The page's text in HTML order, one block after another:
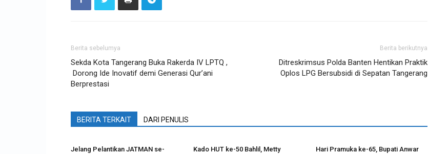
Berita sebelumya
Sekda Kota Tangerang Buka Rakerda IV LPTQ ,
Dorong Ide Inovatif demi Generasi Qur’ani
Berprestasi
Berita berikutnya
Ditreskrimsus Polda Banten Hentikan Praktik
Oplos LPG Bersubsidi di Sepatan Tangerang
BERITA TERKAIT DARI PENULIS
Jelang Pelantikan JATMAN se-
Kado HUT ke-50 Bahlil, Metty
Hari Pramuka ke-65, Bupati Anwar